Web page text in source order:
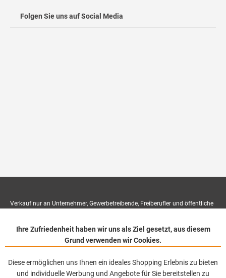
Folgen Sie uns auf Social Media
Verkauf nur an Unternehmer, Gewerbetreibende, Freiberufler und öffentliche
Preise in Euro zzgl. gesetzl. MwSt. & Versand.
© 2026 Horst Theunissen GmbH. All rights reserved.
Ihre Zufriedenheit haben wir uns als Ziel gesetzt, aus diesem
Grund verwenden wir Cookies.
Diese ermöglichen uns Ihnen ein ideales Shopping Erlebnis zu bieten
und individuelle Werbung und Angebote für Sie bereitstellen zu